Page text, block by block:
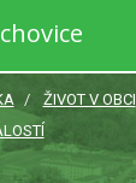
ŽIVOT V OBCI